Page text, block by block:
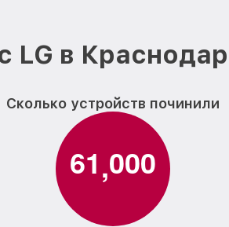
LG в
Сколько устройств починили
61,000